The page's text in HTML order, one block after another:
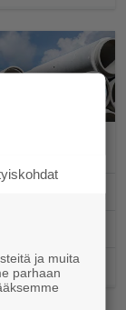
ja muita
parhaan